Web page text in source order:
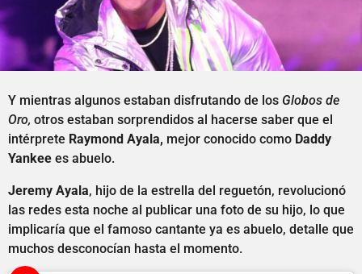
Y mientras algunos estaban disfrutando de los Globos de
Oro, otros estaban sorprendidos al hacerse saber que el
intérprete Raymond Ayala, mejor conocido como Daddy
Yankee es abuelo.
Jeremy Ayala, hijo de la estrella del reguetón, revolucionó
las redes esta noche al publicar una foto de su hijo, lo que
implicaría que el famoso cantante ya es abuelo, detalle que
muchos desconocían hasta el momento.